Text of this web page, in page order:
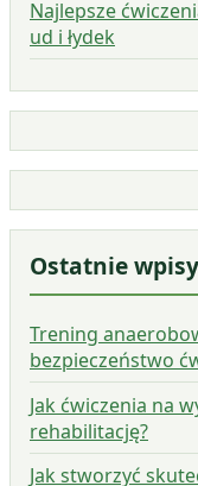
Najlepsze
ud i łydek
Ostatnie wpisy
Trening
bezpieczeństwo
Jak ćwiczenia na
rehabilitację?
Jak stworzyć